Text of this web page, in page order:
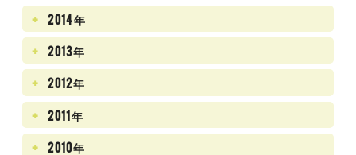
2014年
2013年
2012年
2011年
2010年